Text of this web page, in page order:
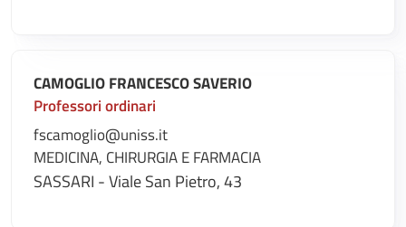
CAMOGLIO FRANCESCO SAVERIO
Professori ordinari
fscamoglio@uniss.it
MEDICINA, CHIRURGIA E FARMACIA
SASSARI - Viale San Pietro, 43